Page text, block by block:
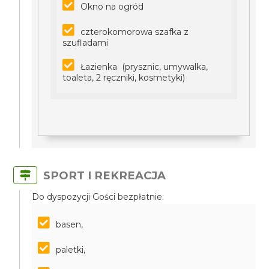
Okno na ogród
czterokomorowa szafka z
szufladami
Łazienka (prysznic, umywalka,
toaleta, 2 ręczniki, kosmetyki)
SPORT I REKREACJA
Do dyspozycji Gości bezpłatnie:
basen,
paletki,